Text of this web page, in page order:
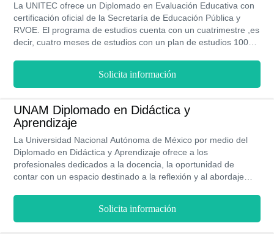
La UNITEC ofrece un Diplomado en Evaluación Educativa con
certificación oficial de la Secretaría de Educación Pública y
RVOE. El programa de estudios cuenta con un cuatrimestre ,es
decir, cuatro meses de estudios con un plan de estudios 100%
Solicita información
UNAM Diplomado en Didáctica y
Aprendizaje
La Universidad Nacional Autónoma de México por medio del
Diplomado en Didáctica y Aprendizaje ofrece a los
profesionales dedicados a la docencia, la oportunidad de
contar con un espacio destinado a la reflexión y al abordaje
enseñanza. A raíz de los conocimientos suministrados en este
diplomado, los participantes del mismo, obtienen nuevos
Solicita información